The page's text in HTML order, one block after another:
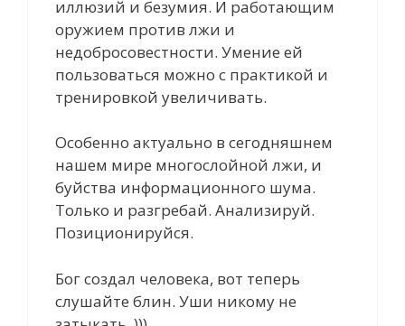
иллюзий и безумия. И работающим
оружием против лжи и
недобросовестности. Умение ей
пользоваться можно с практикой и
тренировкой увеличивать.
Особенно актуально в сегодняшнем
нашем мире многослойной лжи, и
буйства информационного шума.
Только и разгребай. Анализируй.
Позиционируйся.
Бог создал человека, вот теперь
слушайте блин. Уши никому не